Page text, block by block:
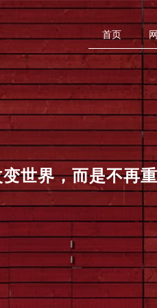
首页
世界，而是不再